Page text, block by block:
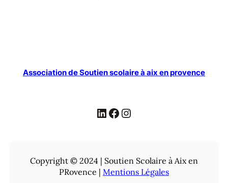
Association de Soutien scolaire à aix en provence
LinkedIn Facebook Instagram
Copyright © 2024 | Soutien Scolaire à Aix en
PRovence | Mentions Légales